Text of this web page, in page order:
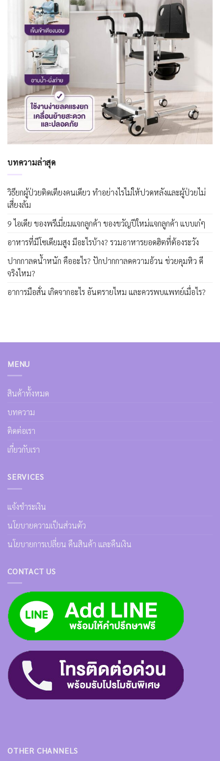
บทความล่าสุด
วิธียกผู้ป่วยติดเตียงคนเดียว ทำอย่างไรไม่ให้ปวดหลังและผู้ป่วยไม่
เสี่ยงล้ม
9 ไอเดีย ของพรีเมี่ยมแจกลูกค้า ของขวัญปีใหม่แจกลูกค้า แบบเก๋ๆ
อาหารที่มีโซเดียมสูง มีอะไรบ้าง? รวมอาหารยอดฮิตที่ต้องระวัง
ปากกาลดน้ำหนัก คืออะไร? ปักปากกาลดความอ้วน ช่วยคุมหิว ดี
จริงไหม?
อาการมือสั่น เกิดจากอะไร อันตรายไหม และควรพบแพทย์เมื่อไร?
MENU
สินค้าทั้งหมด
บทความ
ติดต่อเรา
เกี่ยวกับเรา
SERVICES
แจ้งชำระเงิน
นโยบายความเป็นส่วนตัว
นโยบายการเปลี่ยน คืนสินค้า และคืนเงิน
CONTACT US
OTHER CHANNELS